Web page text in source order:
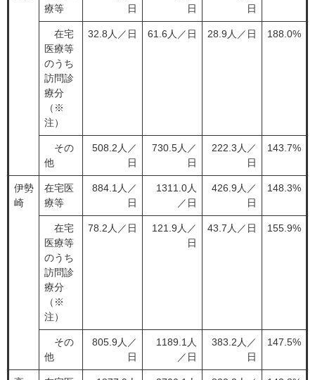
療等
日
日
日
在宅
医療等
のうち
訪問診
療分
（※
注）
32.8人／日 61.6人／日 28.9人／日 188.0%
その
他
508.2人／
日
730.5人／
日
222.3人／
日
143.7%
伊勢
崎
在宅医
療等
884.1人／
日
1311.0人
／日
426.9人／
日
148.3%
在宅
医療等
のうち
訪問診
療分
（※
注）
78.2人／日
121.9人／
日
43.7人／日 155.9%
その
他
805.9人／
日
1189.1人
／日
383.2人／
日
147.5%